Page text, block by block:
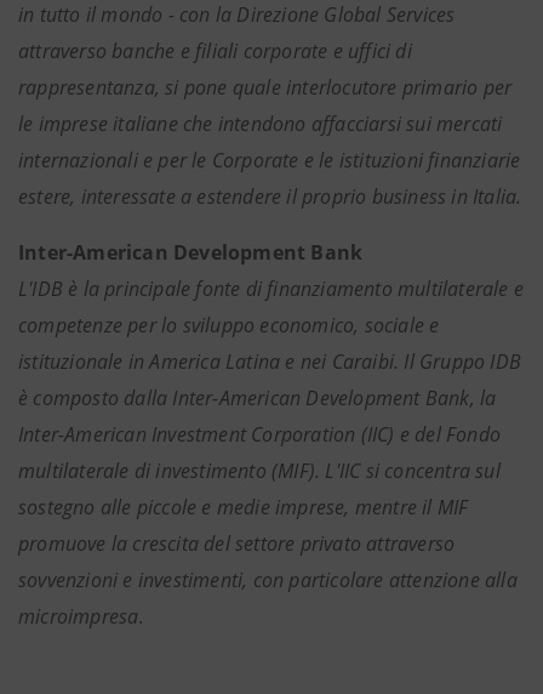
in tutto il mondo - con la Direzione Global Services
attraverso banche e filiali corporate e uffici di
rappresentanza, si pone quale interlocutore primario per
le imprese italiane che intendono affacciarsi sui mercati
internazionali e per le Corporate e le istituzioni finanziarie
estere, interessate a estendere il proprio business in Italia.
Inter-American Development Bank
L'IDB è la principale fonte di finanziamento multilaterale e
competenze per lo sviluppo economico, sociale e
istituzionale in America Latina e nei Caraibi. Il Gruppo IDB
è composto dalla Inter-American Development Bank, la
Inter-American Investment Corporation (IIC) e del Fondo
multilaterale di investimento (MIF). L'IIC si concentra sul
sostegno alle piccole e medie imprese, mentre il MIF
promuove la crescita del settore privato attraverso
sovvenzioni e investimenti, con particolare attenzione alla
microimpresa.